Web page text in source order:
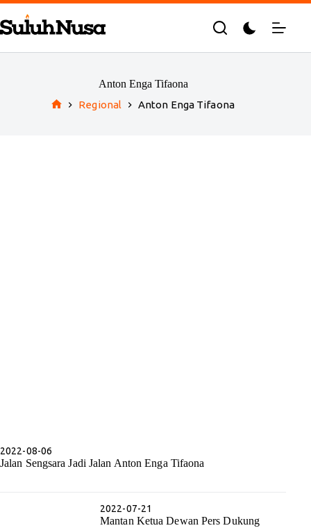
Skip
to
content
Anton Enga Tifaona
Regional Anton Enga Tifaona
2022-08-06
Jalan Sengsara Jadi Jalan Anton Enga Tifaona
2022-07-21
Mantan Ketua Dewan Pers Dukung